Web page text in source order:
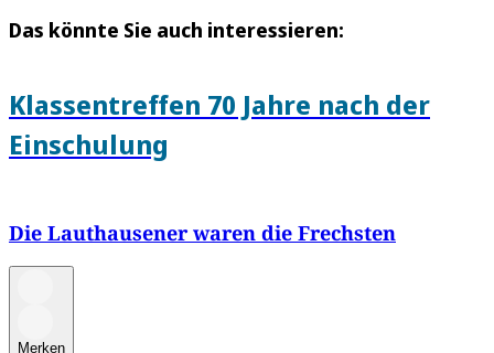
Das könnte Sie auch interessieren:
Klassentreffen 70 Jahre nach der
Einschulung
Die Lauthausener waren die Frechsten
Merken